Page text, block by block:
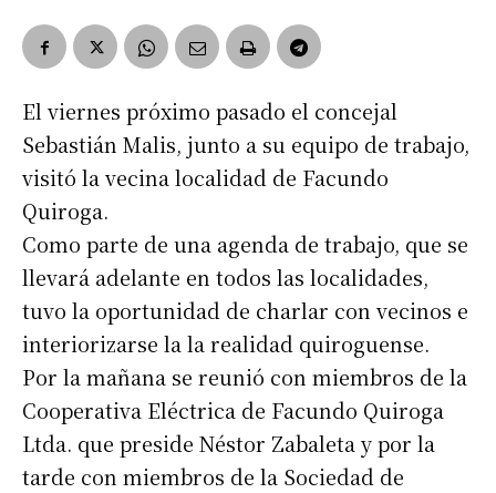
El viernes próximo pasado el concejal
Sebastián Malis, junto a su equipo de trabajo,
visitó la vecina localidad de Facundo
Quiroga.
Como parte de una agenda de trabajo, que se
llevará adelante en todos las localidades,
tuvo la oportunidad de charlar con vecinos e
interiorizarse la la realidad quiroguense.
Por la mañana se reunió con miembros de la
Cooperativa Eléctrica de Facundo Quiroga
Ltda. que preside Néstor Zabaleta y por la
tarde con miembros de la Sociedad de